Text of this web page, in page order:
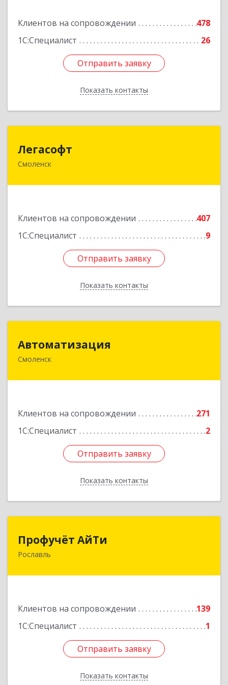
Клиентов на сопровождении
478
1С:Специалист
26
Отправить заявку
Показать контакты
Отправить заявку
Назад
Легасофт
Смоленск
Клиентов на сопровождении
407
1С:Специалист
9
Отправить заявку
Показать контакты
214018, Смоленская обл, Смоленск г, Ново-
Отправить заявку
Назад
Автоматизация
Смоленск
Клиентов на сопровождении
271
1С:Специалист
2
Отправить заявку
Показать контакты
214019, Смоленская обл, Смоленск г, Марии
Отправить заявку
Назад
Профучёт АйТи
Рославль
Клиентов на сопровождении
139
1С:Специалист
1
Отправить заявку
Показать контакты
216500, Смоленская обл, Рославльский р-н,
Отправить заявку
Назад